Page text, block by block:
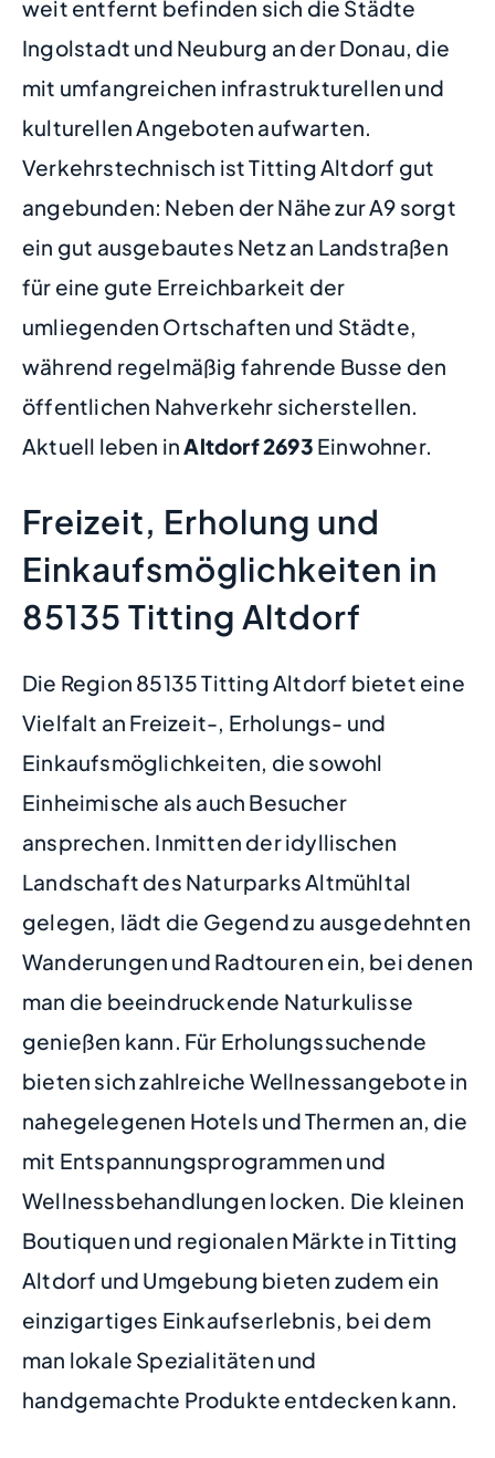
weit entfernt befinden sich die Städte
Ingolstadt und Neuburg an der Donau, die
mit umfangreichen infrastrukturellen und
kulturellen Angeboten aufwarten.
Verkehrstechnisch ist Titting Altdorf gut
angebunden: Neben der Nähe zur A9 sorgt
ein gut ausgebautes Netz an Landstraßen
für eine gute Erreichbarkeit der
umliegenden Ortschaften und Städte,
während regelmäßig fahrende Busse den
öffentlichen Nahverkehr sicherstellen.
Aktuell leben inAltdorf2693 Einwohner.
Freizeit, Erholung und
Einkaufsmöglichkeiten in
85135 Titting Altdorf
Die Region 85135 Titting Altdorf bietet eine
Vielfalt an Freizeit-, Erholungs- und
Einkaufsmöglichkeiten, die sowohl
Einheimische als auch Besucher
ansprechen. Inmitten der idyllischen
Landschaft des Naturparks Altmühltal
gelegen, lädt die Gegend zu ausgedehnten
Wanderungen und Radtouren ein, bei denen
man die beeindruckende Naturkulisse
genießen kann. Für Erholungssuchende
bieten sich zahlreiche Wellnessangebote in
nahegelegenen Hotels und Thermen an, die
mit Entspannungsprogrammen und
Wellnessbehandlungen locken. Die kleinen
Boutiquen und regionalen Märkte in Titting
Altdorf und Umgebung bieten zudem ein
einzigartiges Einkaufserlebnis, bei dem
man lokale Spezialitäten und
handgemachte Produkte entdecken kann.